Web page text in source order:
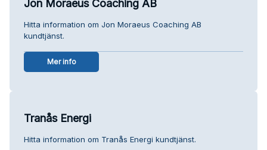
Jon Moraeus Coaching AB
Hitta information om Jon Moraeus Coaching AB
kundtjänst.
Mer info
Tranås Energi
Hitta information om Tranås Energi kundtjänst.